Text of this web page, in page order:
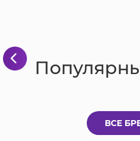
ВСЕ